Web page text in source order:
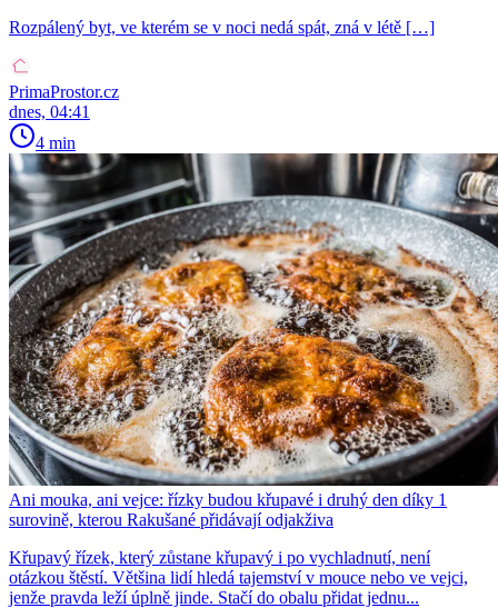
Rozpálený byt, ve kterém se v noci nedá spát, zná v létě […]
PrimaProstor.cz
dnes, 04:41
4 min
Ani mouka, ani vejce: řízky budou křupavé i druhý den díky 1
surovině, kterou Rakušané přidávají odjakživa
Křupavý řízek, který zůstane křupavý i po vychladnutí, není
otázkou štěstí. Většina lidí hledá tajemství v mouce nebo ve vejci,
jenže pravda leží úplně jinde. Stačí do obalu přidat jednu...